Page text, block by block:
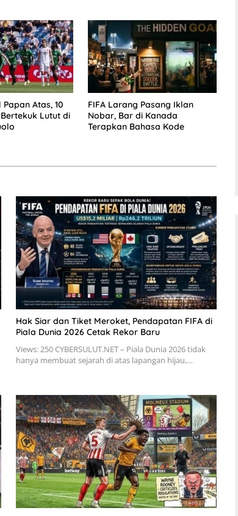
Atas, 10
Lutut di
FIFA Larang Pasang Iklan
Nobar, Bar di Kanada
Terapkan Bahasa Kode
Hak Siar dan Tiket Meroket, Pendapatan FIFA di
Piala Dunia 2026 Cetak Rekor Baru
Views: 250 CYBERSULUT.NET – Piala Dunia 2026 tidak
hanya membuat sejarah di atas lapangan hijau,…